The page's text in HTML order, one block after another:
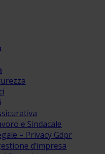
e Sindacale
– Privacy Gdpr
d’impresa